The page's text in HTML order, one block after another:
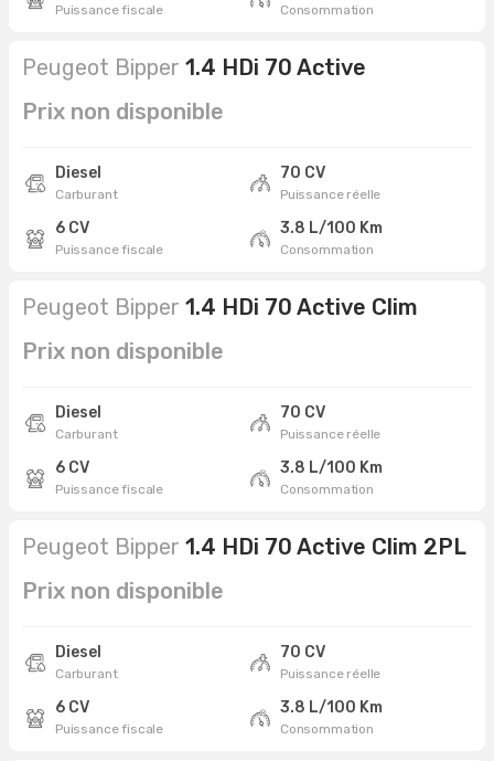
Puissance fiscale Consommation
Peugeot Bipper 1.4 HDi 70 Active
Prix non disponible
Diesel
Carburant
70 CV
Puissance réelle
6 CV
Puissance fiscale
3.8 L/100 Km
Consommation
Peugeot Bipper 1.4 HDi 70 Active Clim
Prix non disponible
Diesel
Carburant
70 CV
Puissance réelle
6 CV
Puissance fiscale
3.8 L/100 Km
Consommation
Peugeot Bipper 1.4 HDi 70 Active Clim 2PL
Prix non disponible
Diesel
Carburant
70 CV
Puissance réelle
6 CV
Puissance fiscale
3.8 L/100 Km
Consommation